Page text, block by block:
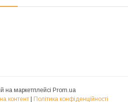
на маркетплейсі Prom.ua
контент Політика конфіденційності